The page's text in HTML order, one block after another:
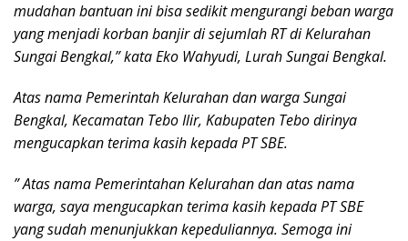
mudahan bantuan ini bisa sedikit mengurangi beban warga
yang menjadi korban banjir di sejumlah RT di Kelurahan
Sungai Bengkal,” kata Eko Wahyudi, Lurah Sungai Bengkal.
Atas nama Pemerintah Kelurahan dan warga Sungai
Bengkal, Kecamatan Tebo Ilir, Kabupaten Tebo dirinya
mengucapkan terima kasih kepada PT SBE.
” Atas nama Pemerintahan Kelurahan dan atas nama
warga, saya mengucapkan terima kasih kepada PT SBE
yang sudah menunjukkan kepeduliannya. Semoga ini